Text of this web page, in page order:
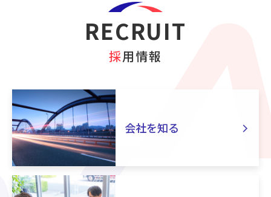
RECRUIT
採用情報
会社を知る chevron_right